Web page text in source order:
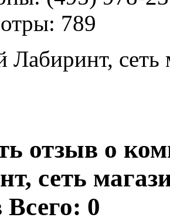
789
сеть
отзыв о
сеть
Всего: 0